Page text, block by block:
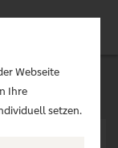
Webseite
Ihre
setzen.